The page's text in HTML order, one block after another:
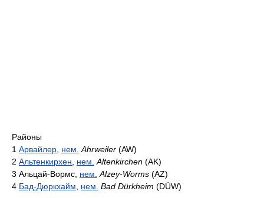
Районы
1 Арвайлер нем. Ahrweiler (AW)
2 Альтенкирхен нем. Altenkirchen (AK)
3 Альцай-Вормс, нем. Alzey-Worms (AZ)
4 Бад-Дюркхайм нем. Bad Dürkheim (DÜW)